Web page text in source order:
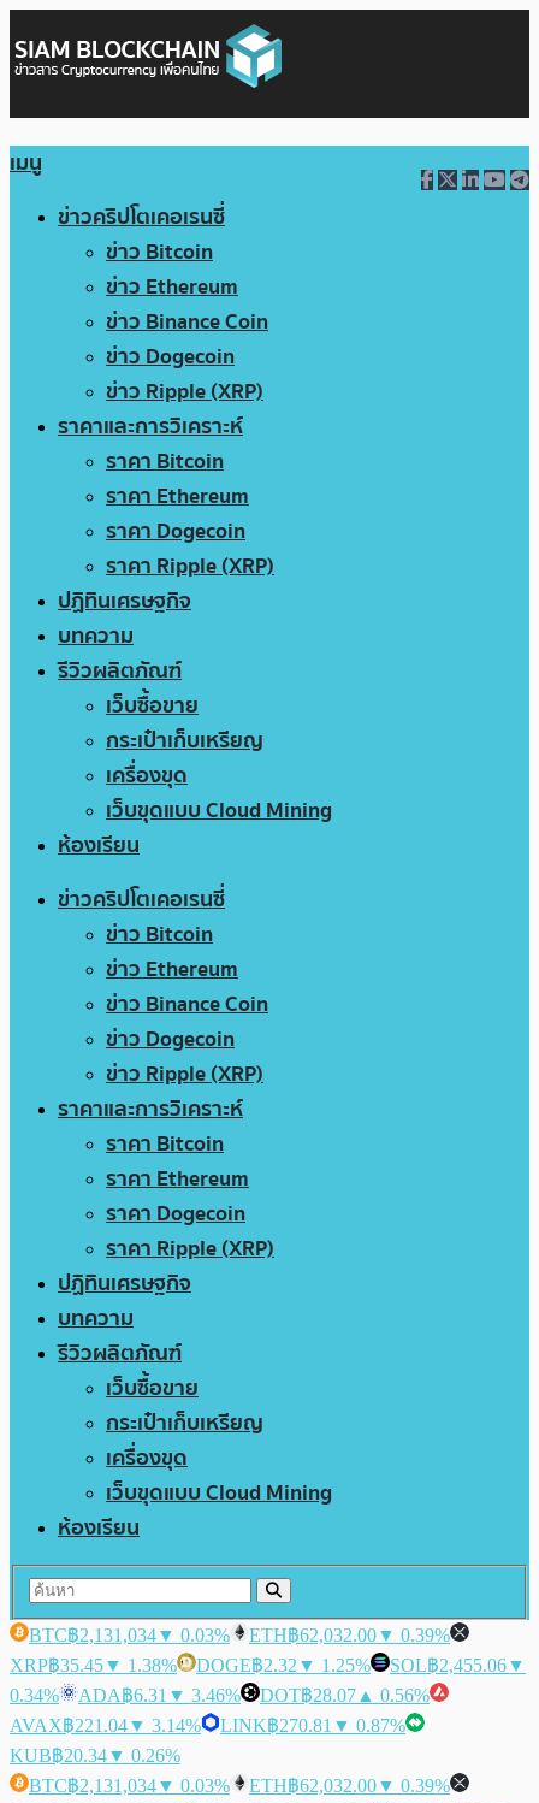
เมนู
ข่าวคริปโตเคอเรนซี่
ข่าว Bitcoin
ข่าว Ethereum
ข่าว Binance Coin
ข่าว Dogecoin
ข่าว Ripple (XRP)
ราคาและการวิเคราะห์
ราคา Bitcoin
ราคา Ethereum
ราคา Dogecoin
ราคา Ripple (XRP)
ปฏิทินเศรษฐกิจ
บทความ
รีวิวผลิตภัณฑ์
เว็บซื้อขาย
กระเป๋าเก็บเหรียญ
เครื่องขุด
เว็บขุดแบบ Cloud Mining
ห้องเรียน
ข่าวคริปโตเคอเรนซี่
ข่าว Bitcoin
ข่าว Ethereum
ข่าว Binance Coin
ข่าว Dogecoin
ข่าว Ripple (XRP)
ราคาและการวิเคราะห์
ราคา Bitcoin
ราคา Ethereum
ราคา Dogecoin
ราคา Ripple (XRP)
ปฏิทินเศรษฐกิจ
บทความ
รีวิวผลิตภัณฑ์
เว็บซื้อขาย
กระเป๋าเก็บเหรียญ
เครื่องขุด
เว็บขุดแบบ Cloud Mining
ห้องเรียน
BTC฿2,131,034▼ 0.03% ETH฿62,032.00▼ 0.39%
XRP฿35.45▼ 1.38% DOGE฿2.32 ▼ 1.25% SOL฿2,455.06▼
0.34%
ADA฿6.31 ▼ 3.46% DOT฿28.07 ▲ 0.56%
AVAX฿221.04▼ 3.14% LINK฿270.81 ▼ 0.87%
KUB฿20.34▼ 0.26%
BTC฿2,131,034▼ 0.03% ETH฿62,032.00▼ 0.39%